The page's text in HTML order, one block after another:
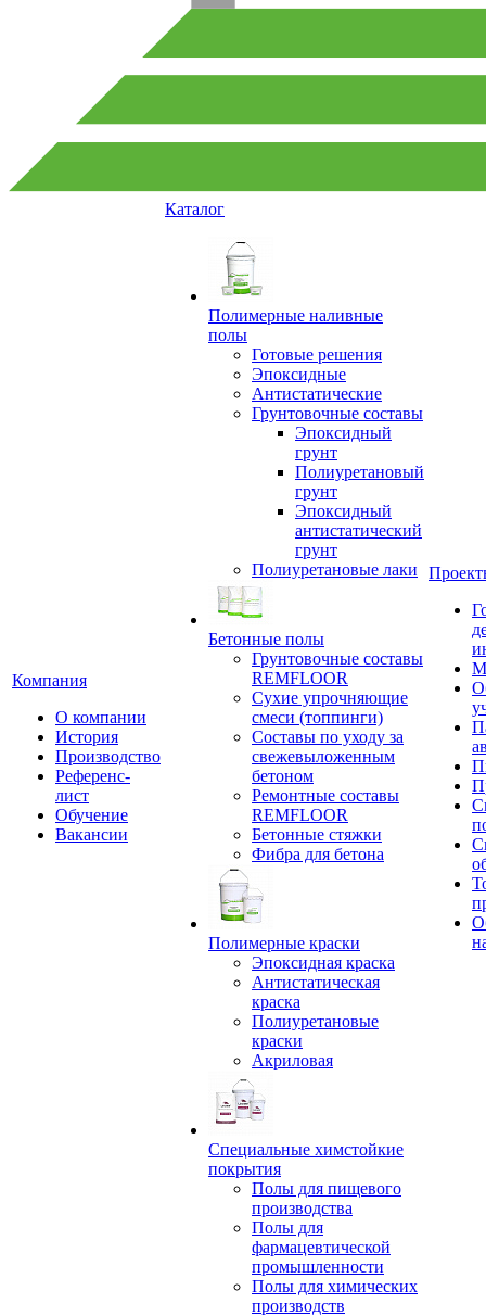
Компания
О компании
История
Производство
Референс-
лист
Обучение
Вакансии
Каталог
Полимерные наливные
полы
Готовые решения
Эпоксидные
Антистатические
Грунтовочные составы
Эпоксидный
грунт
Полиуретановый
грунт
Эпоксидный
антистатический
грунт
Полиуретановые лаки
Бетонные полы
Грунтовочные составы
REMFLOOR
Сухие упрочняющие
смеси (топпинги)
Составы по уходу за
свежевыложенным
бетоном
Ремонтные составы
REMFLOOR
Бетонные стяжки
Фибра для бетона
Полимерные краски
Эпоксидная краска
Антистатическая
краска
Полиуретановые
краски
Акриловая
Специальные химстойкие
покрытия
Полы для пищевого
производства
Полы для
фармацевтической
промышленности
Полы для химических
производств